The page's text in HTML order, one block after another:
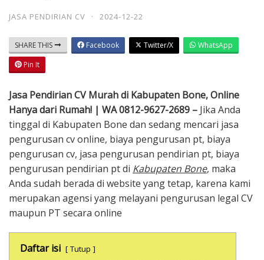
JASA PENDIRIAN CV · 2024-12-22
SHARE THIS Facebook Twitter/X
WhatsApp
Pin It
Jasa Pendirian CV Murah di Kabupaten Bone, Online
Hanya dari Rumah! | WA 0812-9627-2689 – Jika Anda
tinggal di Kabupaten Bone dan sedang mencari jasa
pengurusan cv online, biaya pengurusan pt, biaya
pengurusan cv, jasa pengurusan pendirian pt, biaya
pengurusan pendirian pt di Kabupaten Bone, maka
Anda sudah berada di website yang tetap, karena kami
merupakan agensi yang melayani pengurusan legal CV
maupun PT secara online
Daftar isi Tutup